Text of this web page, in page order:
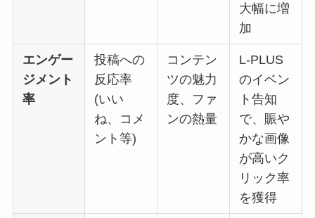
大幅に増
加
エンゲー
ジメント
率
投稿への
反応率
(いい
ね、コメ
ント等)
コンテン
ツの魅力
度、ファ
ンの熱量
L-PLUS
のイベン
ト告知
で、賑や
かな画像
が高いク
リック率
を獲得